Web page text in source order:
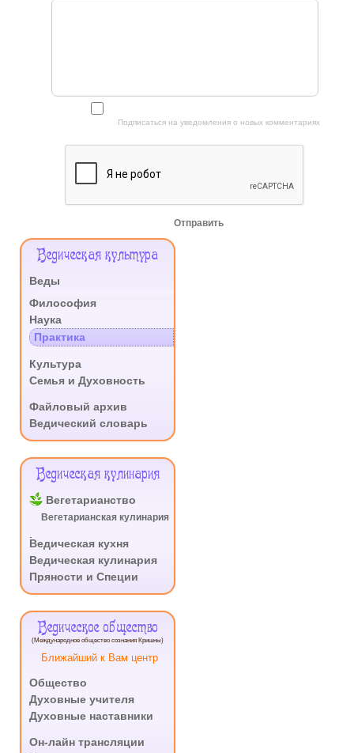
Подписаться на уведомления о новых комментариях
Отправить
Меню
Ведическая культура
Веды
Философия
Наука
Практика
Культура
Семья и Духовность
Файловый архив
Ведический словарь
Ведическая кулинария
Вегетарианство
Вегетарианская кулинария
Ведическая кухня
Ведическая кулинария
Пряности и Специи
Ведическое общество
(Международное общество сознания Кришны)
Ближайший к Вам центр
Общество
Духовные учителя
Духовные наставники
Он-лайн трансляции